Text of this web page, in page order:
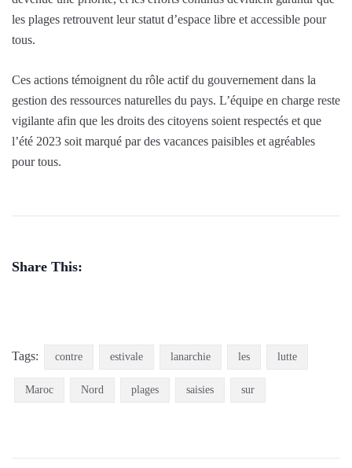
les plages retrouvent leur statut d’espace libre et accessible pour
tous.
Ces actions témoignent du rôle actif du gouvernement dans la
gestion des ressources naturelles du pays. L’équipe en charge reste
vigilante afin que les droits des citoyens soient respectés et que
l’été 2023 soit marqué par des vacances paisibles et agréables
pour tous.
Share This:
Tags: contre estivale lanarchie les lutte
Maroc Nord plages saisies sur